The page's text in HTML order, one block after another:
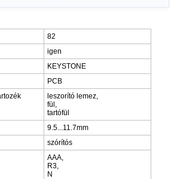
82
igen
KEYSTONE
PCB
leszorító lemez,
fül,
tartófül
9.5...11.7mm
szórítós
AAA,
R3,
N